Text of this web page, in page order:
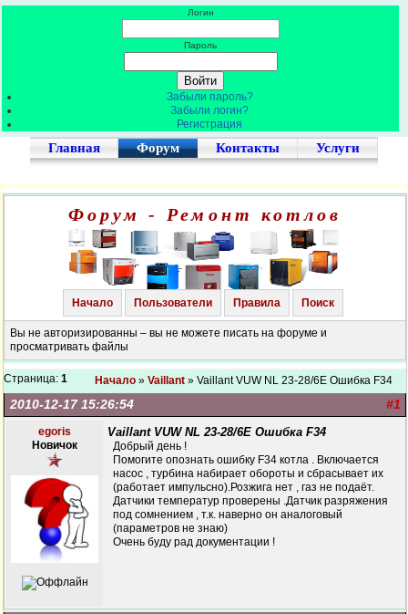
Логин
Пароль
Забыли пароль?
Забыли логин?
Регистрация
Главная Форум Контакты Услуги
Форум - Ремонт котлов
Начало Пользователи Правила Поиск
Вы не авторизированны – вы не можете писать на форуме и
просматривать файлы
Страница: 1 Начало » Vaillant » Vaillant VUW NL 23-28/6E Ошибка F34
#1
2010-12-17 15:26:54
egoris
Новичок
Vaillant VUW NL 23-28/6E Ошибка F34
Добрый день !
Помогите опознать ошибку F34 котла . Включается
насос , турбина набирает обороты и сбрасывает их
(работает импульсно).Розжига нет , газ не подаёт.
Датчики температур проверены .Датчик разряжения
под сомнением , т.к. наверно он аналоговый
(параметров не знаю)
Очень буду рад документации !